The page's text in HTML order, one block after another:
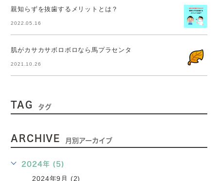
親知らずを抜歯するメリットとは？
2022.05.16
肌がカサカサボロボロなら馬プラセンタ
2021.10.26
TAG タグ
ARCHIVE 月別アーカイブ
2024年 (5)
2024年9月 (2)